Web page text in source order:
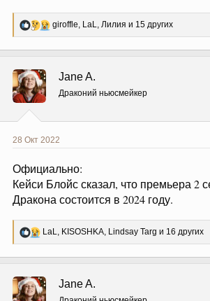
Р
е
giroffle, LaL, Лилия и 15 других
Jane A.
Драконий ньюсмейкер
28 Окт 2022
Официально:
Кейси Блойс сказал, что премьера 2
Дракона состоится в 2024 году.
Р
е
ц
и
и
LaL, KISOSHKA, Lindsay Targ и 16 других
Jane A.